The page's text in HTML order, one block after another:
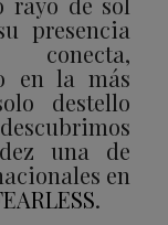
presencia
en la más
destello
una de
en
.